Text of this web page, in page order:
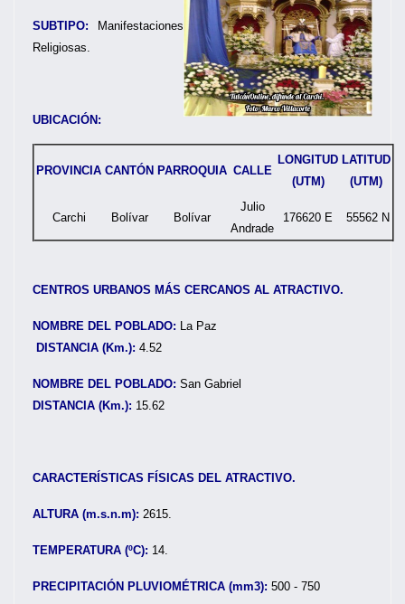
SUBTIPO: Manifestaciones
Religiosas.
UBICACIÓN:
PROVINCIA CANTÓN PARROQUIA CALLE
LONGITUD
(UTM)
LATITUD
(UTM)
Carchi Bolívar Bolívar
Julio
Andrade
176620 E 55562 N
CENTROS URBANOS MÁS CERCANOS AL ATRACTIVO.
NOMBRE DEL POBLADO: La Paz
DISTANCIA (Km.): 4.52
NOMBRE DEL POBLADO: San Gabriel
DISTANCIA (Km.): 15.62
CARACTERÍSTICAS FÍSICAS DEL ATRACTIVO.
ALTURA (m.s.n.m): 2615.
TEMPERATURA (ºC): 14.
PRECIPITACIÓN PLUVIOMÉTRICA (mm3): 500 - 750